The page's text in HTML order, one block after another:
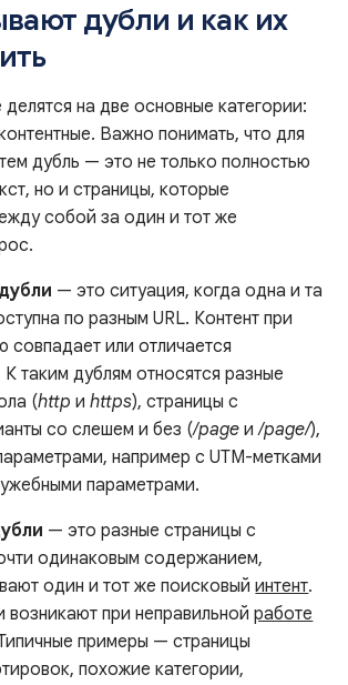
дубли и как их
на две основные категории:
Важно понимать, что для
дубль — это не только полностью
но и страницы, которые
собой за один и тот же
— это ситуация, когда одна и та
по разным URL. Контент при
совпадает или отличается
К таким дублям относятся разные
(http и https), страницы с
со слешем и без (/page и/page/),
например с UTM-метками
параметрами.
— это разные страницы с
одинаковым содержанием,
один и тот же поисковыйинтент.
возникают при неправильнойработе
примеры — страницы
похожие категории,